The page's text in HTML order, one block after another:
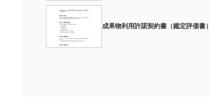
成果物利用許諾契約書（鑑定評価書）